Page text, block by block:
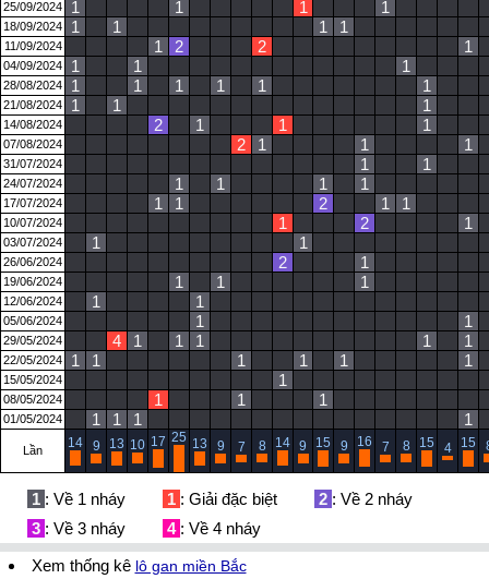
25/09/2024 1 1 1 1
18/09/2024 1 1 1 1
11/09/2024 1 2 2 1
04/09/2024 1 1 1
28/08/2024 1 1 1 1 1 1
21/08/2024 1 1 1
14/08/2024 2 1 1 1
07/08/2024 2 1 1 1
31/07/2024 1 1
24/07/2024 1 1 1 1
17/07/2024 1 1 2 1 1
10/07/2024 1 2 1
03/07/2024 1 1
26/06/2024 2 1
19/06/2024 1 1 1
12/06/2024 1 1
05/06/2024 1 1
29/05/2024 4 1 1 1 1 1
22/05/2024 1 1 1 1 1 1
15/05/2024 1
08/05/2024 1 1 1
01/05/2024 1 1 1 1
Lần 14 9 13 10 17 25 13 9 7 8 14 9 15 9 16 7 8 15 4 15
1 : Về 1 nháy 1 : Giải đặc biệt 2 : Về 2 nháy
3 : Về 3 nháy 4 : Về 4 nháy
Xem thống kê lô gan miền Bắc